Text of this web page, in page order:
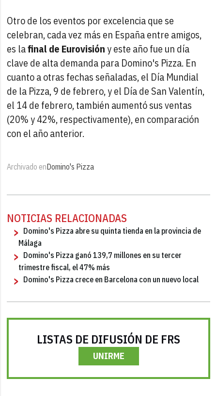
Otro de los eventos por excelencia que se
celebran, cada vez más en España entre amigos,
es lafinal de Eurovisióny este año fue un día
clave de alta demanda para Domino's Pizza. En
cuanto a otras fechas señaladas, el Día Mundial
de la Pizza, 9 de febrero, y el Día de San Valentín,
el 14 de febrero, también aumentó sus ventas
(20% y 42%, respectivamente), en comparación
con el año anterior.
Archivado enDomino's Pizza
NOTICIAS RELACIONADAS
Domino's Pizza abre su quinta tienda en la provincia de
Málaga
Domino's Pizza ganó 139,7 millones en su tercer
trimestre fiscal, el 47% más
Domino's Pizza crece en Barcelona con un nuevo local
LISTAS DE DIFUSIÓN DE FRS
UNIRME